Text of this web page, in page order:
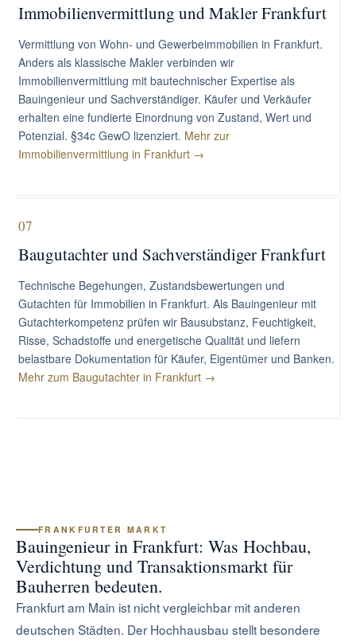
Immobilienvermittlung und Makler Frankfurt
Vermittlung von Wohn- und Gewerbeimmobilien in Frankfurt.
Anders als klassische Makler verbinden wir
Immobilienvermittlung mit bautechnischer Expertise als
Bauingenieur und Sachverständiger. Käufer und Verkäufer
erhalten eine fundierte Einordnung von Zustand, Wert und
Potenzial. §34c GewO lizenziert. Mehr zur
Immobilienvermittlung in Frankfurt →
07
Baugutachter und Sachverständiger Frankfurt
Technische Begehungen, Zustandsbewertungen und
Gutachten für Immobilien in Frankfurt. Als Bauingenieur mit
Gutachterkompetenz prüfen wir Bausubstanz, Feuchtigkeit,
Risse, Schadstoffe und energetische Qualität und liefern
belastbare Dokumentation für Käufer, Eigentümer und Banken.
Mehr zum Baugutachter in Frankfurt →
FRANKFURTER MARKT
Bauingenieur in Frankfurt: Was Hochbau,
Verdichtung und Transaktionsmarkt für
Bauherren bedeuten.
Frankfurt am Main ist nicht vergleichbar mit anderen
deutschen Städten. Der Hochhausbau stellt besondere